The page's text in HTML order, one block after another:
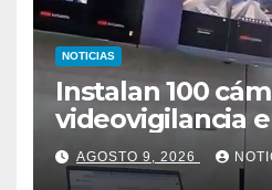
NOTICIAS
Instalan 100
videovigilancia
AGOSTO 9, 2026